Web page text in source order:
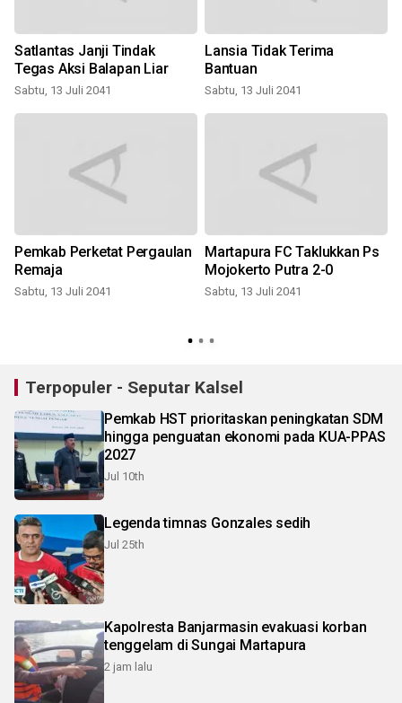
Satlantas Janji Tindak
Tegas Aksi Balapan Liar
Sabtu, 13 Juli 2041
Lansia Tidak Terima
Bantuan
Sabtu, 13 Juli 2041
Pemkab Perketat Pergaulan
Remaja
Sabtu, 13 Juli 2041
Martapura FC Taklukkan Ps
Mojokerto Putra 2-0
Sabtu, 13 Juli 2041
Terpopuler - Seputar Kalsel
Pemkab HST prioritaskan peningkatan SDM
hingga penguatan ekonomi pada KUA-PPAS
2027
Jul 10th
Legenda timnas Gonzales sedih
Jul 25th
Kapolresta Banjarmasin evakuasi korban
tenggelam di Sungai Martapura
2 jam lalu